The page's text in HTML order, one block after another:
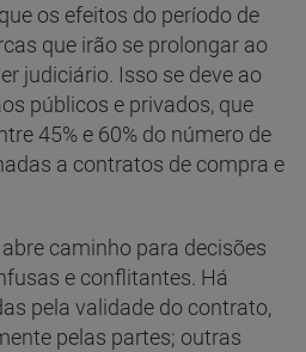
os efeitos do período de
que irão se prolongar ao
judiciário. Isso se deve ao
públicos e privados, que
45% e 60% do número de
a contratos de compra e
caminho para decisões
e conflitantes. Há
pela validade do contrato,
pelas partes; outras